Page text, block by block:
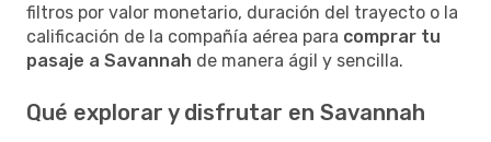
filtros por valor monetario, duración del trayecto o la
calificación de la compañía aérea para comprar tu
pasaje a Savannah de manera ágil y sencilla.
Qué explorar y disfrutar en Savannah